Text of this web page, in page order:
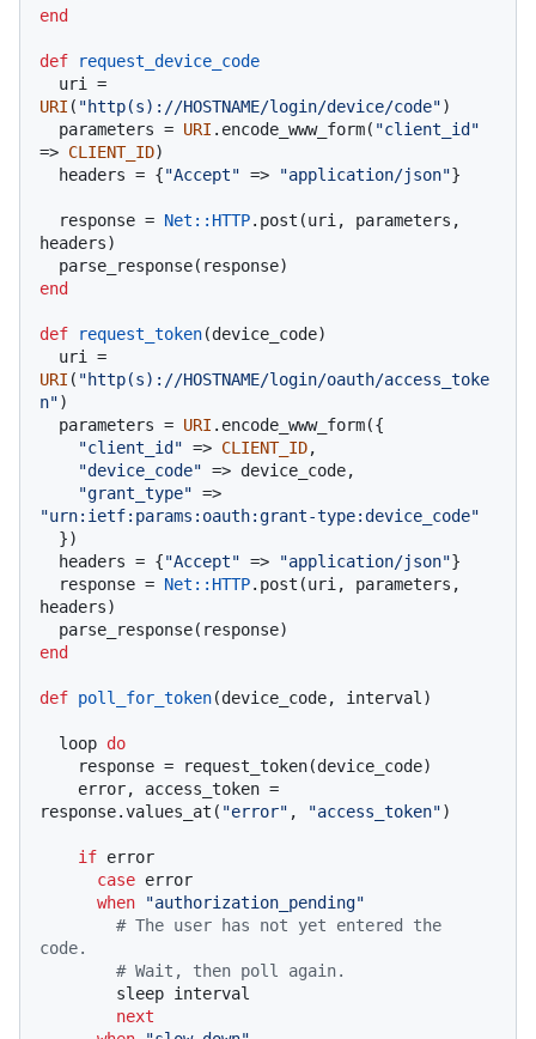
end
def
request_device_code
URI ( "http(s)://HOSTNAME/login/device/code")
  parameters =
URI .encode_www_form( "client_id"
=> CLIENT_ID)
  headers = {
"Accept" => "application/json"}
  response =
Net : :HTTP.post(uri, parameters,
headers)
end
def request_token(device_code)
URI ( "http(s)://HOSTNAME/login/oauth/access_toke
n")
  parameters =
URI .encode_www_form({
"client_id" => CLIENT_ID,
"device_code" => device_code,
"grant_type"
"urn:ietf:params:oauth:grant-type:device_code"
  headers = {
"Accept" => "application/json"}
  response =
Net : :HTTP.post(uri, parameters,
headers)
end
def poll_for_token(device_code, interval )
  loop
do
response.values_at( "error" , "access_token")
if error
case error
when
"authorization_pending"
# The user has not yet entered the
code.
# Wait, then poll again.
next